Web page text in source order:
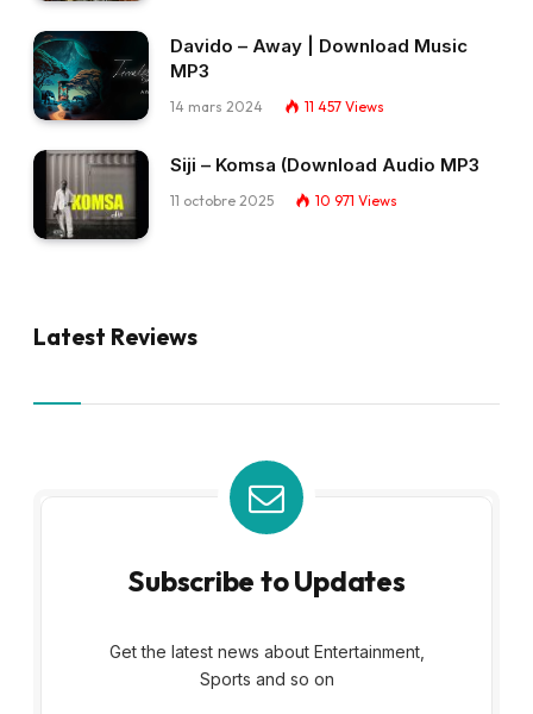
Davido – Away | Download Music
MP3
14 mars 2024 11 457 Views
Siji – Komsa (Download Audio MP3
11 octobre 2025 10 971 Views
Latest Reviews
Subscribe to Updates
Get the latest news about Entertainment,
Sports and so on